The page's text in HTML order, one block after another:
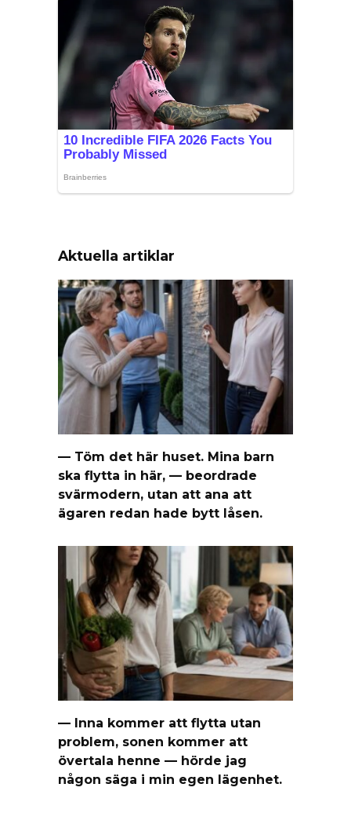
Aktuella artiklar
— Töm det här huset. Mina barn
ska flytta in här, — beordrade
svärmodern, utan att ana att
ägaren redan hade bytt låsen.
— Inna kommer att flytta utan
problem, sonen kommer att
övertala henne — hörde jag
någon säga i min egen lägenhet.